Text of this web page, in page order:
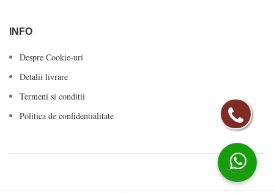
INFO
Despre Cookie-uri
Detalii livrare
Termeni si conditii
Politica de confidentialitate